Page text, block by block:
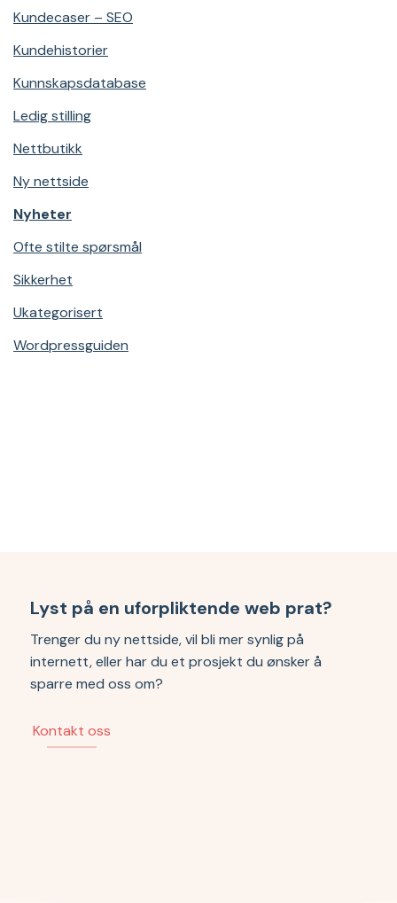
Kundecaser – SEO
Kundehistorier
Kunnskapsdatabase
Ledig stilling
Nettbutikk
Ny nettside
Nyheter
Ofte stilte spørsmål
Sikkerhet
Ukategorisert
Wordpressguiden
Lyst på en uforpliktende web prat?
Trenger du ny nettside, vil bli mer synlig på
internett, eller har du et prosjekt du ønsker å
sparre med oss om?
Kontakt oss